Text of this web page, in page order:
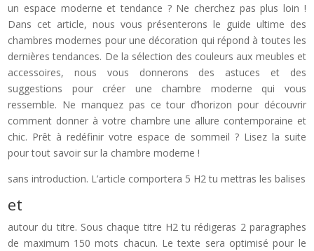
un espace moderne et tendance ? Ne cherchez pas plus loin !
Dans cet article, nous vous présenterons le guide ultime des
chambres modernes pour une décoration qui répond à toutes les
dernières tendances. De la sélection des couleurs aux meubles et
accessoires, nous vous donnerons des astuces et des
suggestions pour créer une chambre moderne qui vous
ressemble. Ne manquez pas ce tour d’horizon pour découvrir
comment donner à votre chambre une allure contemporaine et
chic. Prêt à redéfinir votre espace de sommeil ? Lisez la suite
pour tout savoir sur la chambre moderne !
sans introduction. L’article comportera 5 H2 tu mettras les balises
et
autour du titre. Sous chaque titre H2 tu rédigeras 2 paragraphes
de maximum 150 mots chacun. Le texte sera optimisé pour le